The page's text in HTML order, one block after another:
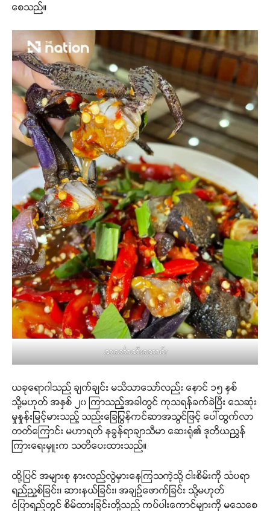
စေသည်။
သင်္ဘောသီးထောင်း
ယခုရောဂါသည် ချက်ချင်း မသိသာသော်လည်း နောင် ၁၅ နှစ်
သို့မဟုတ် အနှစ် ၂၀ ကြာသည့်အခါတွင် ကုသရန်ခက်ခဲပြီး သေဆုံး
မှုနှုန်းမြင့်မားသည့် သည်းခြေပြွန်ကင်ဆာအသွင်ဖြင့် ပေါ်ထွက်လာ
တတ်ကြောင်း မဟာရတ် နခွန်ရာချာသီမာ ဆေးရုံ၏ ဒုတိယညွှန်
ကြားရေးမှူးက သတိပေးထားသည်။
ထို့ပြင် အများစု နားလည်လွဲမှားနေကြသကဲ့သို့ ငါးစိမ်းကို သံပရာ
ရည်ညှစ်ခြင်း၊ ဆားနယ်ခြင်း၊ အချဉ်ဖောက်ခြင်း သို့မဟုတ်
ငံပြာရည်တွင် စိမ်ထားခြင်းတို့သည် ကပ်ပါးကောင်များကို မသေစေ